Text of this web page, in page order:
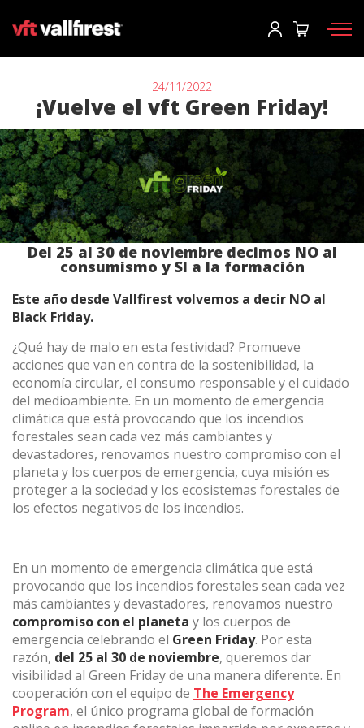
Iniciar sesión
Usuario*
Contraseña*
Iniciar sesión
¿Has olvidado tu contraseña?
o
Crear una cuenta
Equipos de protección
Mochilas
Herramientas
Motobombas y maquinaria
Autobombas forestales
Accesorios
ES EN FR DE IT PT
(+34) 93 867 87 79
Contáctanos
24/11/2022
¡Vuelve el vft Green Friday!
Del 25 al 30 de noviembre decimos NO al
consumismo y SI a la formación
Este año desde Vallfirest volvemos a decir NO al
Black Friday.
¿Qué hay de malo en esta festividad? Promueve
acciones que van en contra de la sostenibilidad, la
economía circular, el consumo responsable y el cuidado
del medioambiente. En un momento de emergencia
climática que está provocando que los incendios
forestales sean cada vez más cambiantes y
devastadores, renovamos nuestro compromiso con el
planeta y los cuerpos de emergencia, cuya misión es
proteger a la sociedad y los ecosistemas forestales de
los efectos negativos de los incendios.
En un momento de emergencia climática que está
provocando que los incendios forestales sean cada vez
más cambiantes y devastadores, renovamos nuestro
compromiso con el planeta y los cuerpos de
emergencia celebrando el Green Friday. Por esta
razón, del 25 al 30 de noviembre, queremos dar
visibilidad al Green Friday de una manera diferente. En
cooperación con el equipo de The Emergency
Program, el único programa global de formación